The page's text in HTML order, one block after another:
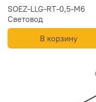
SOEZ-LLG-RT-0,5-M6
Световод
В корзину